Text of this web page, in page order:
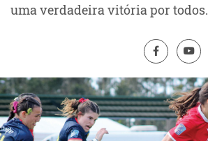
uma verdadeira vitória por todos.